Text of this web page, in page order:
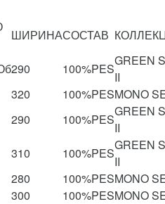
ШИРИНАСОСТАВ
290 100%PES
GREEN
II
320 100%PESMONO
290 100%PES
GREEN
II
310 100%PES
GREEN
II
280 100%PESMONO
300 100%PESMONO